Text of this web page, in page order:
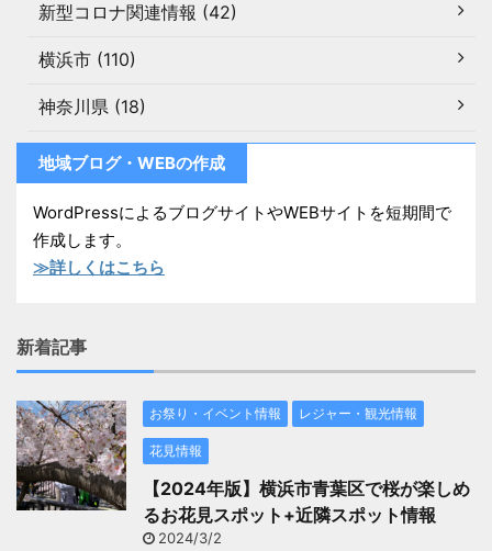
新型コロナ関連情報 (42)
横浜市 (110)
神奈川県 (18)
地域ブログ・WEBの作成
WordPressによるブログサイトやWEBサイトを短期間で
作成します。
≫詳しくはこちら
新着記事
お祭り・イベント情報 レジャー・観光情報
花見情報
【2024年版】横浜市青葉区で桜が楽しめ
るお花見スポット+近隣スポット情報
2024/3/2